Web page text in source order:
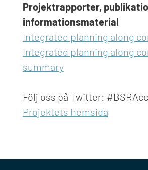
Projektrapporter,
informationsmaterial
Integrated planning along
Integrated planning along
summary
Följ oss på Twitter:
Projektets hemsida